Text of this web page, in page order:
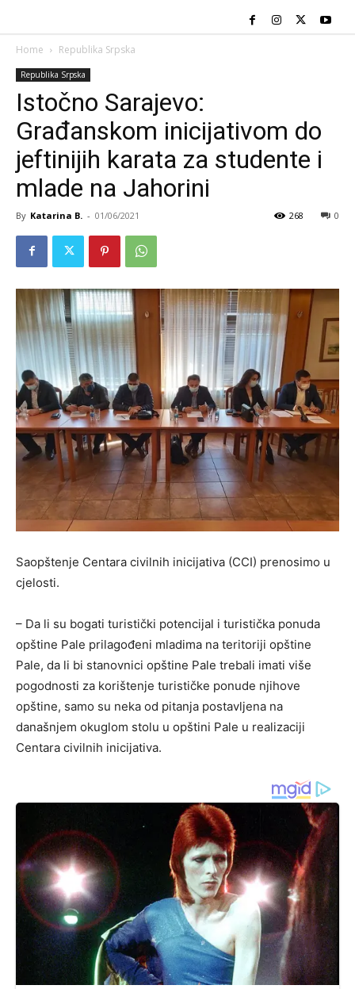
Home Republika Srpska
Republika Srpska
Istočno Sarajevo:
Građanskom inicijativom do
jeftinijih karata za studente i
mlade na Jahorini
By Katarina B. - 01/06/2021 0
268
Saopštenje Centara civilnih inicijativa (CCI) prenosimo u
cjelosti.
– Da li su bogati turistički potencijal i turistička ponuda
opštine Pale prilagođeni mladima na teritoriji opštine
Pale, da li bi stanovnici opštine Pale trebali imati više
pogodnosti za korištenje turističke ponude njihove
opštine, samo su neka od pitanja postavljena na
današnjem okuglom stolu u opštini Pale u realizaciji
Centara civilnih inicijativa.